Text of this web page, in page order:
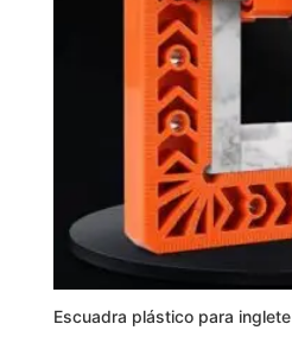
Escuadra plástico para inglete